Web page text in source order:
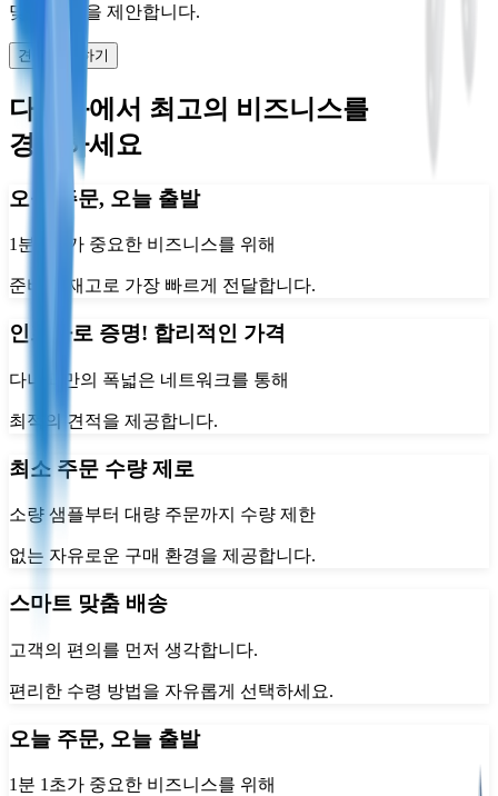
맞춤 견적을 제안합니다.
견적 신청하기
다나와에서 최고의 비즈니스를
경험하세요
오늘 주문, 오늘 출발
1분 1초가 중요한 비즈니스를 위해
준비된 재고로 가장 빠르게 전달합니다.
인프라로 증명! 합리적인 가격
다나와만의 폭넓은 네트워크를 통해
최적의 견적을 제공합니다.
최소 주문 수량 제로
소량 샘플부터 대량 주문까지 수량 제한
없는 자유로운 구매 환경을 제공합니다.
스마트 맞춤 배송
고객의 편의를 먼저 생각합니다.
편리한 수령 방법을 자유롭게 선택하세요.
오늘 주문, 오늘 출발
1분 1초가 중요한 비즈니스를 위해